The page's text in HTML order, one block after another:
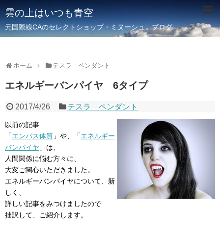
雲の上はいつも青空
元国際線CAのセレクトショップ・ミヌーシュ ブログ
ホーム テスラ ペンダント
エネルギーバンパイヤ 6タイプ
2017/4/26 テスラ ペンダント
以前の記事
「エンパス体質 」や、「エネルギー
バンパイヤ 」は、
人間関係に悩む方々に、
大変ご関心いただきました。
エネルギーバンパイヤについて、新
しく、
詳しい記事をみつけましたので
拙訳して、ご紹介します。